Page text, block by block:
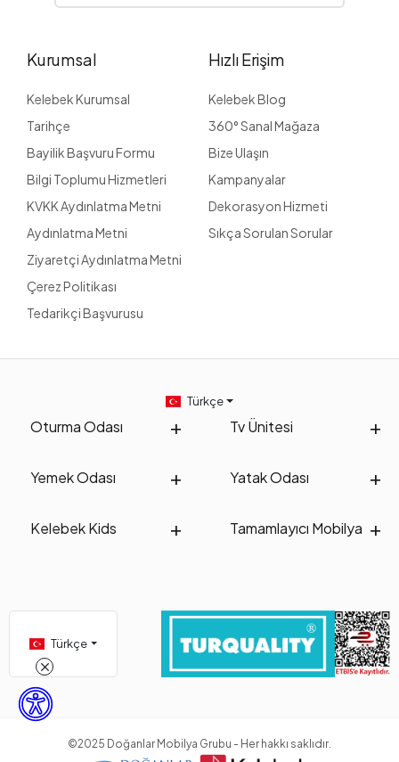
Kurumsal
Kelebek Kurumsal
Tarihçe
Bayilik Başvuru Formu
Bilgi Toplumu Hizmetleri
KVKK Aydınlatma Metni
Aydınlatma Metni
Ziyaretçi Aydınlatma Metni
Çerez Politikası
Tedarikçi Başvurusu
Hızlı Erişim
Kelebek Blog
360° Sanal Mağaza
Bize Ulaşın
Kampanyalar
Dekorasyon Hizmeti
Sıkça Sorulan Sorular
Oturma Odası Tv Ünitesi
Yemek Odası Yatak Odası
Kelebek Kids Tamamlayıcı Mobilya
Türkçe
Türkçe
©2025 Doğanlar Mobilya Grubu - Her hakkı saklıdır.